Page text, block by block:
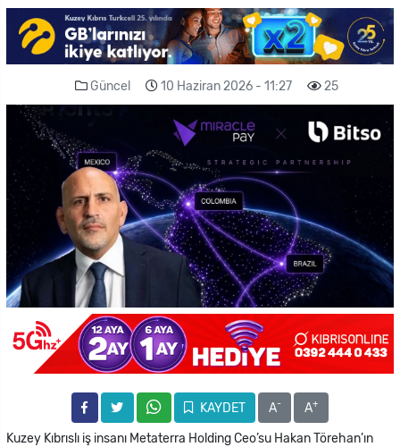
Güncel 10 Haziran 2026 - 11:27 25
KAYDET A- A+
Kuzey Kıbrıslı iş insanı Metaterra Holding Ceo’su Hakan Törehan’ın